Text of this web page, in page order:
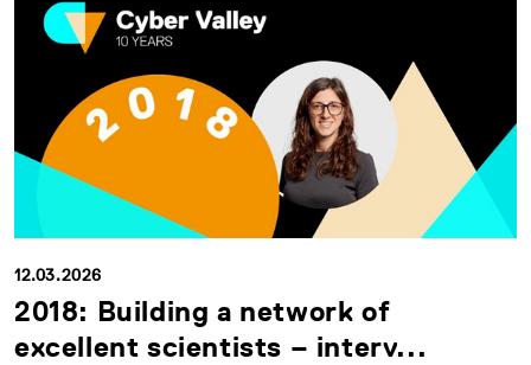
12.03.2026
2018: Building a network of
excellent scientists – interv...